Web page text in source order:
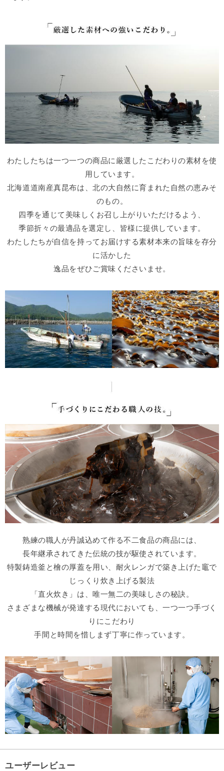
わたしたちは一つ一つの商品に厳選したこだわりの素材を使
用しています。
北海道道南産真昆布は、北の大自然に育まれた自然の恵みそ
のもの。
四季を通じて美味しくお召し上がりいただけるよう、
季節折々の最適品を選定し、皆様に提供しています。
わたしたちが自信を持ってお届けする素材本来の旨味を存分
に活かした
逸品をぜひご賞味くださいませ。
熟練の職人が丹誠込めて作る不二食品の商品には、
長年継承されてきた伝統の技が駆使されています。
特製鋳造釜と檜の厚蓋を用い、耐火レンガで築き上げた竈で
じっくり炊き上げる製法
「直火炊き」は、唯一無二の美味しさの秘訣。
さまざまな機械が発達する現代においても、一つ一つ手づく
りにこだわり
手間と時間を惜しまず丁寧に作っています。
ユーザーレビュー